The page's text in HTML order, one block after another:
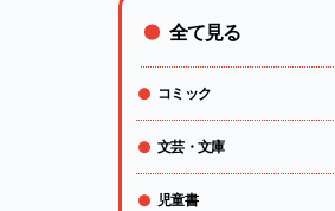
全て見る
コミック
文芸・文庫
児童書